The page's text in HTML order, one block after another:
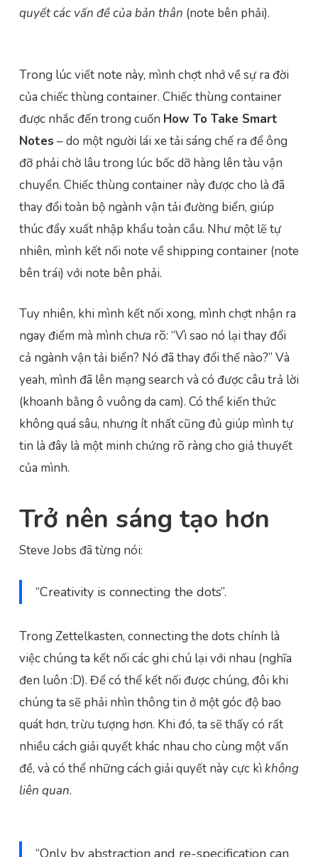
quyết các vấn đề của bản thân (note bên phải).
Trong lúc viết note này, mình chợt nhớ về sự ra đời
của chiếc thùng container. Chiếc thùng container
được nhắc đến trong cuốn How To Take Smart
Notes – do một người lái xe tải sáng chế ra để ông
đỡ phải chờ lâu trong lúc bốc dỡ hàng lên tàu vận
chuyển. Chiếc thùng container này được cho là đã
thay đổi toàn bộ ngành vận tải đường biển, giúp
thúc đẩy xuất nhập khẩu toàn cầu. Như một lẽ tự
nhiên, mình kết nối note về shipping container (note
bên trái) với note bên phải.
Tuy nhiên, khi mình kết nối xong, mình chợt nhận ra
ngay điểm mà mình chưa rõ: “Vì sao nó lại thay đổi
cả ngành vận tải biển? Nó đã thay đổi thế nào?” Và
yeah, mình đã lên mạng search và có được câu trả lời
(khoanh bằng ô vuông da cam). Có thể kiến thức
không quá sâu, nhưng ít nhất cũng đủ giúp mình tự
tin là đây là một minh chứng rõ ràng cho giả thuyết
của mình.
Trở nên sáng tạo hơn
Steve Jobs đã từng nói:
“Creativity is connecting the dots”.
Trong Zettelkasten, connecting the dots chính là
việc chúng ta kết nối các ghi chú lại với nhau (nghĩa
đen luôn :D). Để có thể kết nối được chúng, đôi khi
chúng ta sẽ phải nhìn thông tin ở một góc độ bao
quát hơn, trừu tượng hơn. Khi đó, ta sẽ thấy có rất
nhiều cách giải quyết khác nhau cho cùng một vấn
đề, và có thể những cách giải quyết này cực kì không
liên quan.
“Only by abstraction and re-specification can